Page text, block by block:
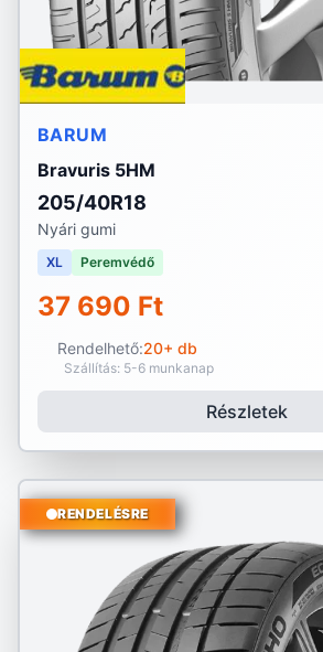
BARUM
Bravuris 5HM
205/40R18
Nyári gumi
XL Peremvédő
37 690 Ft
Rendelhető:20+ db
Szállítás: 5-6 munkanap
Részletek
RENDELÉSRE